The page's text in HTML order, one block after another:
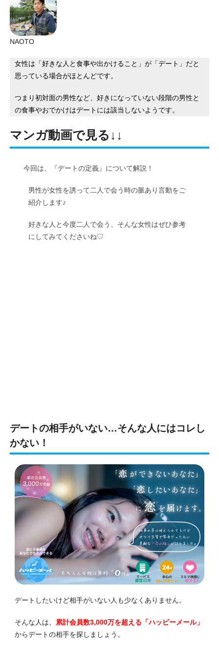
NAOTO
女性は「好きな人と食事や出かけること」が「デート」だと
思っている場合がほとんどです。
つまり初対面の男性など、好きになっていない段階の男性と
の食事やおでかけはデートには該当しないようです。
マンガ動画で見る↓↓
今回は、『デートの定義』について解説！
男性が女性を誘って二人で会う時の脈あり言動をご
紹介します♪
好きな人と今度二人で会う、そんな女性はぜひ参考
にしてみてくださいね♡
デートの相手がいない…そんな人にはコレし
かない！
デートしたいけど相手がいない人も少なくありません。
そんな人は、 累計会員数3,000万を超える「ハッピーメール」
からデートの相手を探しましょう。